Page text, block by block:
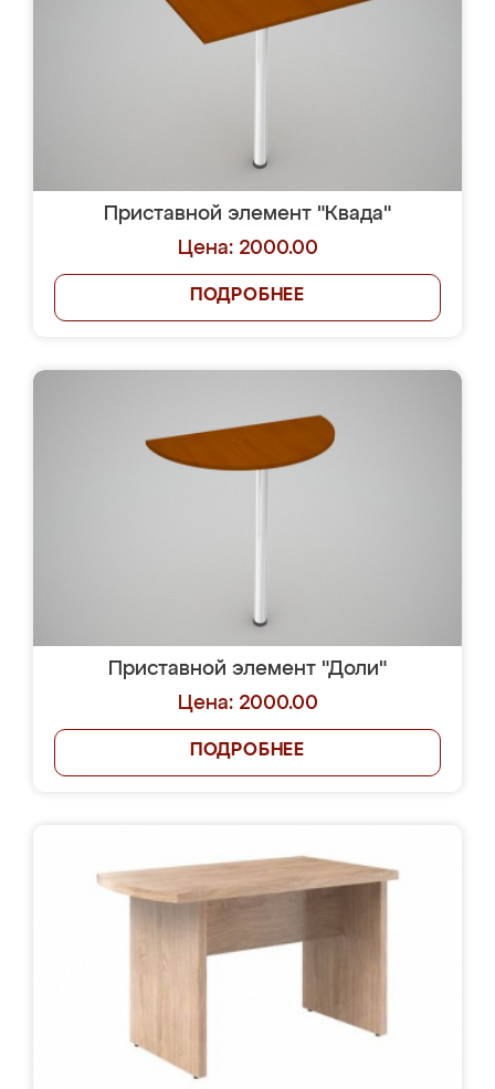
Приставной элемент "Квада"
Цена: 2000.00
ПОДРОБНЕЕ
Приставной элемент "Доли"
Цена: 2000.00
ПОДРОБНЕЕ